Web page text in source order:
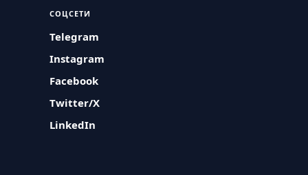
СОЦСЕТИ
Telegram
Instagram
Facebook
Twitter/X
LinkedIn